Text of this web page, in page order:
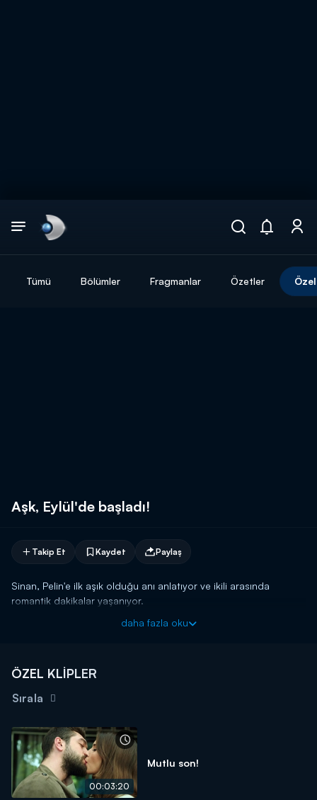
Tümü Bölümler Fragmanlar Özetler
Aşk, Eylül'de başladı!
Takip Et Kaydet Paylaş
Sinan, Pelin'e ilk aşık olduğu anı anlatıyor ve ikili arasında
romantik dakikalar yaşanıyor.
daha fazla oku
ÖZEL KLİPLER
Sırala
00:03:20
Mutlu son!